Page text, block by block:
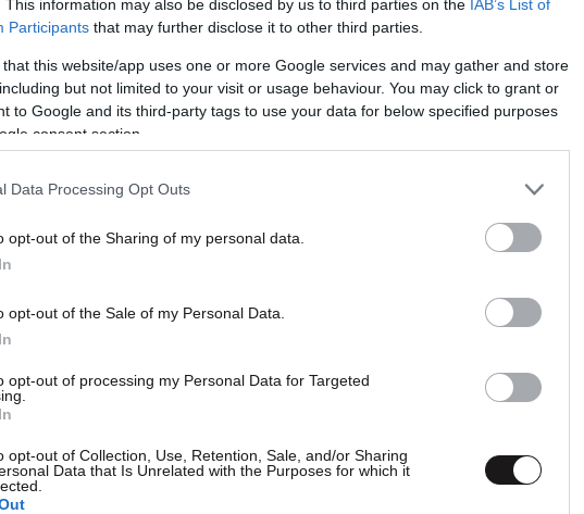
This information may also be disclosed by us to third parties on the IAB’s List of
Participants that may further disclose it to other third parties.
that this website/app uses one or more Google services and may gather and store
but not limited to your visit or usage behaviour. You may click to grant or
to Google and its third-party tags to use your data for below specified purposes
consent section.
Data Processing Opt Outs
opt-out of the Sharing of my personal data.
opt-out of the Sale of my Personal Data.
opt-out of processing my Personal Data for Targeted
opt-out of Collection, Use, Retention, Sale, and/or Sharing
Data that Is Unrelated with the Purposes for which it
(@AdonisGeorgiadi)May
Άδωνις Γεωργιάδης είχε αναφέρει πως «ο
ωστόσο να διευκρινίσει εάν πρόκειται για
κρούσμα.